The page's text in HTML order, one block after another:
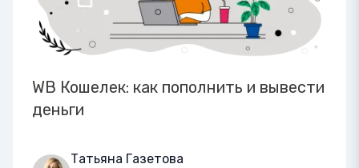
WB Кошелек: как пополнить и вывести
деньги
Татьяна Газетова